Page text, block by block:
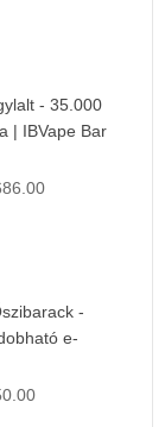
- 35.000
| IBVape Bar
-
e-